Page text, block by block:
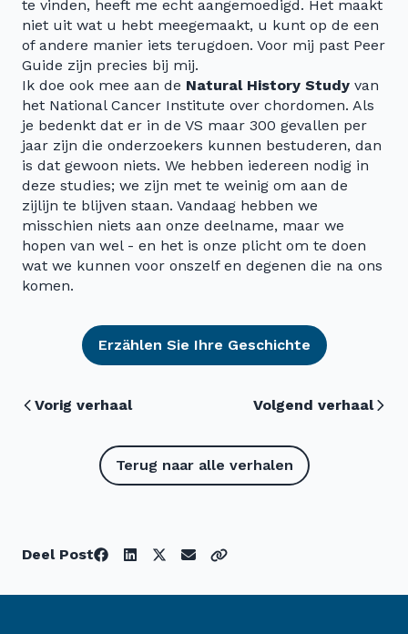
te vinden, heeft me echt aangemoedigd. Het maakt
niet uit wat u hebt meegemaakt, u kunt op de een
of andere manier iets terugdoen. Voor mij past Peer
Guide zijn precies bij mij.
Ik doe ook mee aan de Natural History Study van
het National Cancer Institute over chordomen. Als
je bedenkt dat er in de VS maar 300 gevallen per
jaar zijn die onderzoekers kunnen bestuderen, dan
is dat gewoon niets. We hebben iedereen nodig in
deze studies; we zijn met te weinig om aan de
zijlijn te blijven staan. Vandaag hebben we
misschien niets aan onze deelname, maar we
hopen van wel - en het is onze plicht om te doen
wat we kunnen voor onszelf en degenen die na ons
komen.
Erzählen Sie Ihre Geschichte
Vorig verhaal Volgend verhaal
Terug naar alle verhalen
Deel Post